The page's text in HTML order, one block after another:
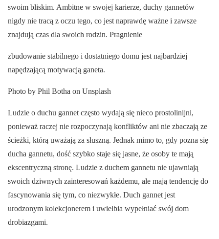
swoim bliskim. Ambitne w swojej karierze, duchy gannetów
nigdy nie tracą z oczu tego, co jest naprawdę ważne i zawsze
znajdują czas dla swoich rodzin. Pragnienie
zbudowanie stabilnego i dostatniego domu jest najbardziej
napędzającą motywacją ganeta.
Photo by Phil Botha on Unsplash
Ludzie o duchu gannet często wydają się nieco prostolinijni,
ponieważ raczej nie rozpoczynają konfliktów ani nie zbaczają ze
ścieżki, którą uważają za słuszną. Jednak mimo to, gdy pozna się
ducha gannetu, dość szybko staje się jasne, że osoby te mają
ekscentryczną stronę. Ludzie z duchem gannetu nie ujawniają
swoich dziwnych zainteresowań każdemu, ale mają tendencję do
fascynowania się tym, co niezwykłe. Duch gannet jest
urodzonym kolekcjonerem i uwielbia wypełniać swój dom
drobiazgami.